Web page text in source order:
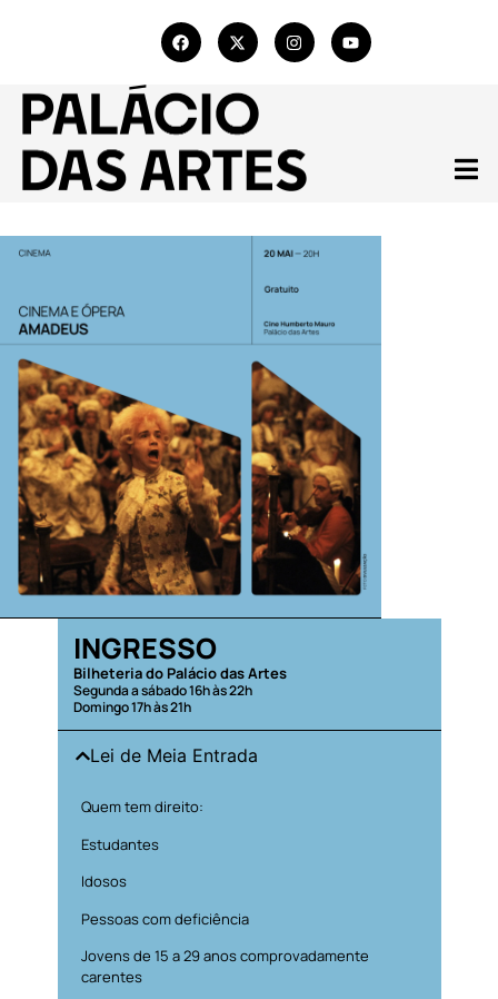
INGRESSO
Bilheteria do Palácio das Artes
Segunda a sábado 16h às 22h
Domingo 17h às 21h
Lei de Meia Entrada
Quem tem direito:
Estudantes
Idosos
Pessoas com deficiência
Jovens de 15 a 29 anos comprovadamente
carentes